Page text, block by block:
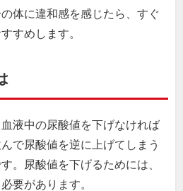
体に違和感を感じたら、すぐ
すめします。
液中の尿酸値を下げなければ
で尿酸値を逆に上げてしまう
。尿酸値を下げるためには、
要があります。